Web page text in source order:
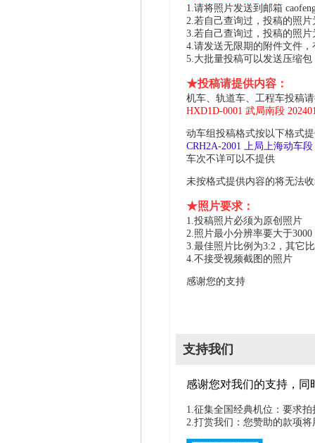
1.请将照片发送到邮箱
2.若自己查询过，投稿的照
3.若自己查询过，投稿的照
4.请发送无限期的附件文件
5.大批量投稿可以发送压缩
★投稿请提供内容：
机车、轨道车、工程车投稿
HXD1D-0001 武局南段
动车组投稿格式按以下格式
CRH2A-2001 上局上海动车
车次不详可以不提供
未按格式提供内容的将无法
★照片要求：
1.投稿照片必须为原创照片
2.照片最小分辨率要大于
3.最佳照片比例为3:2，其它
4.不接受视频截图的照片
感谢您的支持
支持我们
感谢您对我们的支持，同
1.征集全国经典机位：要求
2.打赏我们：您赞助的款项